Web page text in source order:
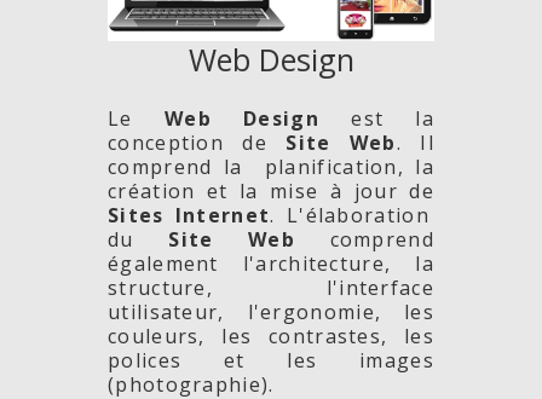
Web Design
Le Web Design est la
conception de Site Web. Il
comprend la planification, la
création et la mise à jour de
Sites Internet. L'élaboration
du Site Web comprend
également l'architecture, la
structure, l'interface
utilisateur, l'ergonomie, les
couleurs, les contrastes, les
polices et les images
(photographie).